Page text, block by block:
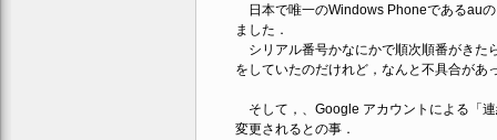
日本で唯一のWindows Phoneであるau
ました．
シリアル番号かなにかで順次順番がきた
をしていたのだけれど，なんと不具合が
そして，、Google アカウントによる「
変更されるとの事．